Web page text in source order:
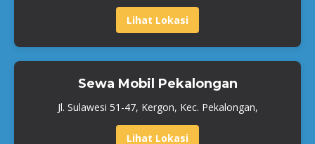
Lihat Lokasi
Sewa Mobil Pekalongan
Jl. Sulawesi 51-47, Kergon, Kec. Pekalongan,
Lihat Lokasi